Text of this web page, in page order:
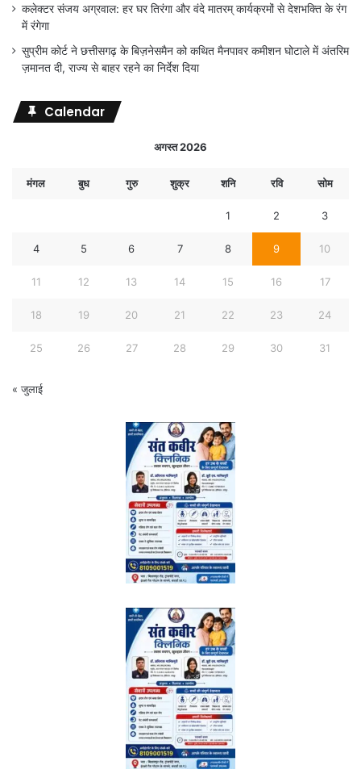
कलेक्टर संजय अग्रवाल: हर घर तिरंगा और वंदे मातरम् कार्यक्रमों से देशभक्ति के रंग
में रंगेगा
सुप्रीम कोर्ट ने छत्तीसगढ़ के बिज़नेसमैन को कथित मैनपावर कमीशन घोटाले में अंतरिम
ज़मानत दी, राज्य से बाहर रहने का निर्देश दिया
Calendar
अगस्त 2026
मंगल बुध गुरु शुक्र शनि रवि सोम
1 2 3
4 5 6 7 8 9 10
11 12 13 14 15 16 17
18 19 20 21 22 23 24
25 26 27 28 29 30 31
« जुलाई